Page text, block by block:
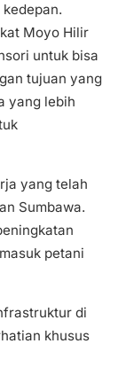
Moyo Hilir
untuk bisa
tujuan yang
yang lebih
yang telah
Sumbawa.
petani
di
khusus